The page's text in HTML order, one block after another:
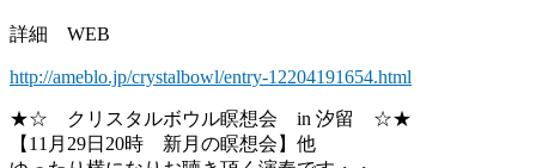
詳細 WEB
http://ameblo.jp/crystalbowl/entry-12204191654.html
★☆ クリスタルボウル瞑想会 in 汐留 ☆★
【11月29日20時 新月の瞑想会】他